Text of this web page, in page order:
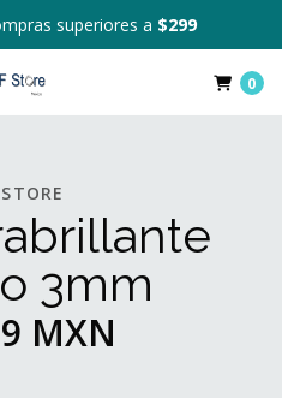
superiores a $299
0
3mm
MXN